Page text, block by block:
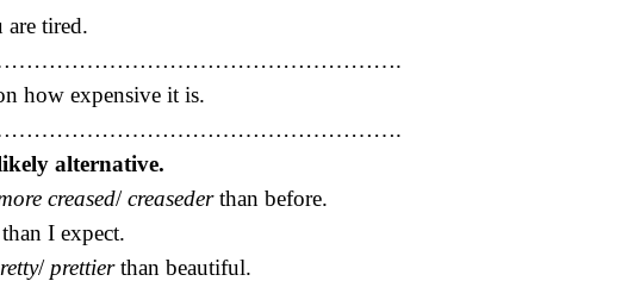
are tired.
how expensive it is.
alternative.
creased/creasederthan before.
I expect.
/ prettierthan beautiful.